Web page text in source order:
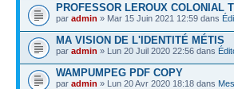
PROFESSOR LEROUX COLONIAL
par admin » Mar 15 Juin 2021 12:59 dans
MA VISION DE L'IDENTITÉ MÉTIS
par admin » Lun 20 Juil 2020 22:56 dans
WAMPUMPEG PDF COPY
par admin » Lun 20 Avr 2020 18:18 dans